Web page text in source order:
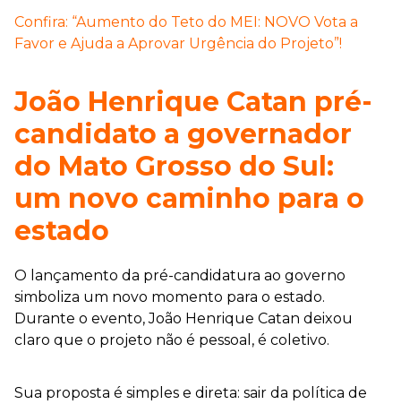
Confira: “Aumento do Teto do MEI: NOVO Vota a
Favor e Ajuda a Aprovar Urgência do Projeto”!
João Henrique Catan pré-
candidato a governador
do Mato Grosso do Sul:
um novo caminho para o
estado
O lançamento da pré-candidatura ao governo
simboliza um novo momento para o estado.
Durante o evento, João Henrique Catan deixou
claro que o projeto não é pessoal, é coletivo.
Sua proposta é simples e direta: sair da política de